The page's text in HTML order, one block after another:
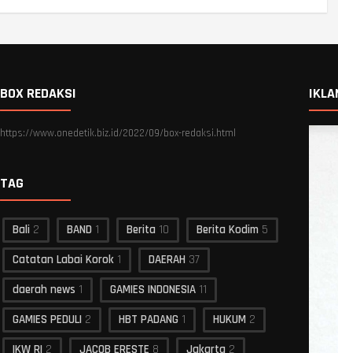
BOX REDAKSI
https://www.onedetik.biz.id/2022/09/box-redaksi.html
TAG
Bali 2 BAND 1 Berita 10 Berita Kodim 5
Catatan Labai Korok 1 DAERAH 37
daerah news 1 GAMIES INDONESIA 11
GAMIES PEDULI 2 HBT PADANG 1 HUKUM 2
IKW RI 2 JACOB ERESTE 8 Jakarta 2